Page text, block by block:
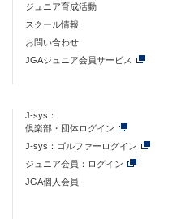
ジュニア育成活動
スクール情報
お問い合わせ
JGAジュニア会員サービス
J-sys：
倶楽部・団体ログイン
J-sys：ゴルファーログイン
ジュニア会員：ログイン
JGA個人会員